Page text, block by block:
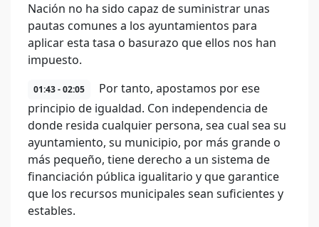
Nación no ha sido capaz de suministrar unas
pautas comunes a los ayuntamientos para
aplicar esta tasa o basurazo que ellos nos han
impuesto.
01:43 - 02:05
Por tanto, apostamos por ese
principio de igualdad. Con independencia de
donde resida cualquier persona, sea cual sea su
ayuntamiento, su municipio, por más grande o
más pequeño, tiene derecho a un sistema de
financiación pública igualitario y que garantice
que los recursos municipales sean suficientes y
estables.